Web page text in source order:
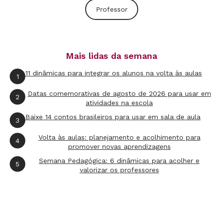
um ambiente mais formal para um espaço em
que jovens podem se expressar mais.
Participar de uma produção de alcance
nacional como “Malhação” traz uma
responsabilidade porque os espectadores.
Bateu um certo medo por esse peso de mandar
uma mensagem aos jovens?
Não bateu o medo, mas bateu a
Professor
Mais lidas da semana
1 11 dinâmicas para integrar os alunos na volta às aulas
2
Datas comemorativas de agosto de 2026 para usar em
atividades na escola
3 Baixe 14 contos brasileiros para usar em sala de aula
4
Volta às aulas: planejamento e acolhimento para
promover novas aprendizagens
5
Semana Pedagógica: 6 dinâmicas para acolher e
valorizar os professores